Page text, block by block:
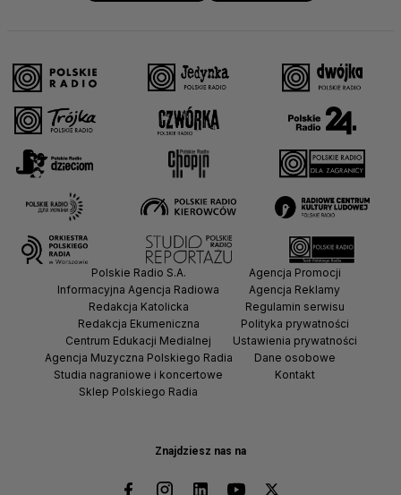
Znajdziesz nas na
Polskie Radio S.A.
Informacyjna Agencja Radiowa
Redakcja Katolicka
Redakcja Ekumeniczna
Centrum Edukacji Medialnej
Agencja Muzyczna Polskiego Radia
Studia nagraniowe i koncertowe
Sklep Polskiego Radia
Agencja Promocji
Agencja Reklamy
Regulamin serwisu
Polityka prywatności
Ustawienia prywatności
Dane osobowe
Kontakt